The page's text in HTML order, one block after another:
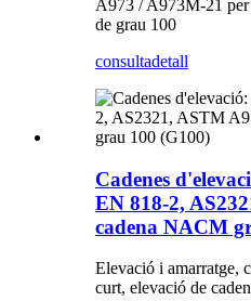
A973 / A973M-21 per
de grau 100
consultadetall
Cadenes
EN 818-2,
cadena NACM
Elevació i amarratge,
curt, elevació de